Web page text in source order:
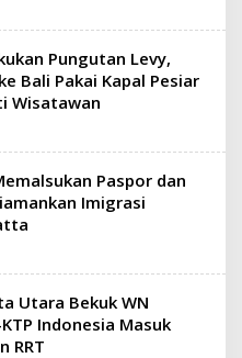
Pungutan Levy,
Bali Pakai Kapal Pesiar
Wisatawan
Paspor dan
Imigrasi
Utara Bekuk WN
Indonesia Masuk
RRT